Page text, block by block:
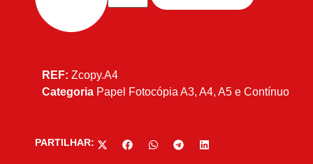
REF: Zcopy.A4
Categoria Papel Fotocópia A3, A4, A5 e Contínuo
PARTILHAR: